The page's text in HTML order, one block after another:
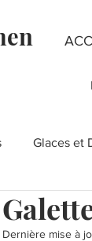
Glaces et
au chocolat
Dernière mise à